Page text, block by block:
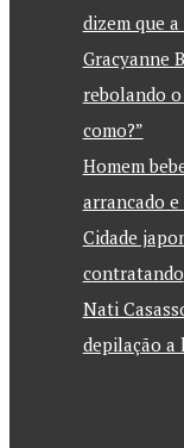
dizem que
Gracyanne
rebolando
como?”
Homem
arrancado
Cidade
contratando
Nati
depilação a